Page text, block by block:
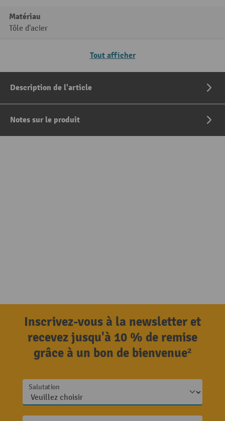
Matériau
Tôle d'acier
Tout afficher
Description de l'article
Notes sur le produit
Inscrivez-vous à la newsletter et
recevez jusqu'à 10 % de remise
grâce à un bon de bienvenue²
Salutation